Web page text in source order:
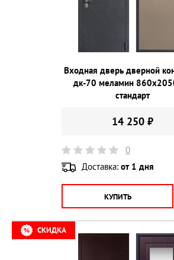
Входная дверь дверной
дк-70 меламин
стандарт
14 250 ₽
0
Доставка: от 1 дня
КУПИТЬ
СКИДКА